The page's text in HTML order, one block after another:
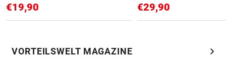
€19,90 €29,90
VORTEILSWELT MAGAZINE chevron_right